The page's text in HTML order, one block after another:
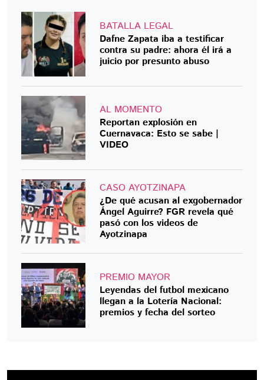
BATALLA LEGAL
Dafne Zapata iba a testificar
contra su padre: ahora él irá a
juicio por presunto abuso
AL MOMENTO
Reportan explosión en
Cuernavaca: Esto se sabe |
VIDEO
CASO AYOTZINAPA
¿De qué acusan al exgobernador
Ángel Aguirre? FGR revela qué
pasó con los videos de
Ayotzinapa
PREMIO MAYOR
Leyendas del futbol mexicano
llegan a la Lotería Nacional:
premios y fecha del sorteo